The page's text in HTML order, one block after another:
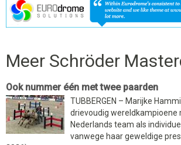
Meer Schröder
Ook nummer één met twee paarden
TUBBERGEN – Marijke
drievoudig wereldkampioene
Nederlands team als
vanwege haar geweldige